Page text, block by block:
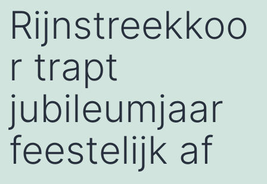
Rijnstreekkoo
r trapt
jubileumjaar
feestelijk af